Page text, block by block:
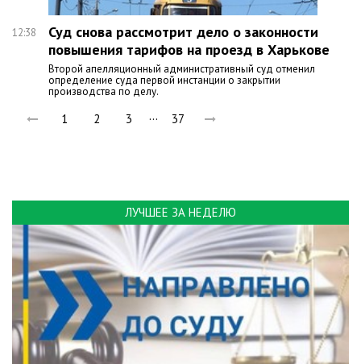
12:38
Суд снова рассмотрит дело о законности
повышения тарифов на проезд в Харькове
Второй апелляционный административный суд отменил
определение суда первой инстанции о закрытии
производства по делу.
1 2 3 … 37
ЛУЧШЕЕ ЗА НЕДЕЛЮ